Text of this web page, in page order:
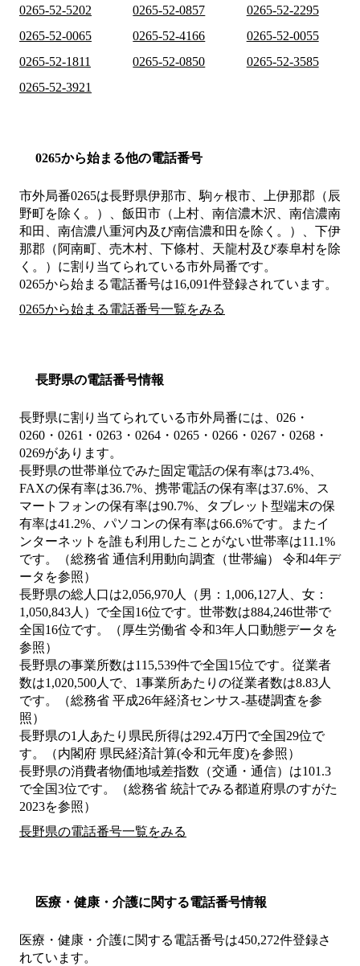
0265-52-5202
0265-52-0857
0265-52-2295
0265-52-0065
0265-52-4166
0265-52-0055
0265-52-1811
0265-52-0850
0265-52-3585
0265-52-3921
0265から始まる他の電話番号
市外局番0265は長野県伊那市、駒ヶ根市、上伊那郡（辰
野町を除く。）、飯田市（上村、南信濃木沢、南信濃南
和田、南信濃八重河内及び南信濃和田を除く。）、下伊
那郡（阿南町、売木村、下條村、天龍村及び泰阜村を除
く。） に割り当てられている市外局番です。
0265から始まる電話番号は16,091件登録されています。
0265から始まる電話番号一覧をみる
長野県の電話番号情報
長野県に割り当てられている市外局番には、026・
0260・0261・0263・0264・0265・0266・0267・0268・
0269があります。
長野県の世帯単位でみた固定電話の保有率は73.4%、
FAXの保有率は36.7%、携帯電話の保有率は37.6%、ス
マートフォンの保有率は90.7%、タブレット型端末の保
有率は41.2%、パソコンの保有率は66.6%です。またイ
ンターネットを誰も利用したことがない世帯率は11.1%
です。（総務省 通信利用動向調査（世帯編） 令和4年デ
ータを参照）
長野県の総人口は2,056,970人（男：1,006,127人、女：
1,050,843人）で全国16位です。世帯数は884,246世帯で
全国16位です。（厚生労働省 令和3年人口動態データを
参照）
長野県の事業所数は115,539件で全国15位です。従業者
数は1,020,500人で、1事業所あたりの従業者数は8.83人
です。（総務省 平成26年経済センサス‐基礎調査を参
照）
長野県の1人あたり県民所得は292.4万円で全国29位で
す。（内閣府 県民経済計算(令和元年度)を参照）
長野県の消費者物価地域差指数（交通・通信）は101.3
で全国3位です。（総務省 統計でみる都道府県のすがた
2023を参照）
長野県の電話番号一覧をみる
医療・健康・介護に関する電話番号情報
医療・健康・介護に関する電話番号は450,272件登録さ
れています。